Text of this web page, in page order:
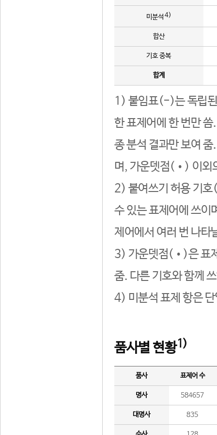
미분석 4)
합산
기호 중복
합계
1) 붙임표(-)는 독립된
한 표제어에 한 번만
종 분석 결과만 보여
며, 가운뎃점(•) 이외
2) 붙여쓰기 허용 기호
수 있는 표제어에 쓰이
제어에서 여러 번 나타
3) 가운뎃점(•)은 표
줌. 다른 기호와 함께
4) 미분석 표제 항은
품사별 현황1)
품사 표제어 수
명사 584657
대명사 835